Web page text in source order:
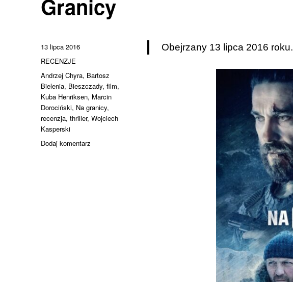
Granicy
Obejrzany 13 lipca 2016 roku.
Data
publikacji
13 lipca 2016
Kategorie
RECENZJE
Tagi
Andrzej Chyra, Bartosz
Bielenia, Bieszczady,film,
Kuba Henriksen, Marcin
Dorociński, Na granicy,
recenzja,thriller,Wojciech
Kasperski
Dodaj komentarz